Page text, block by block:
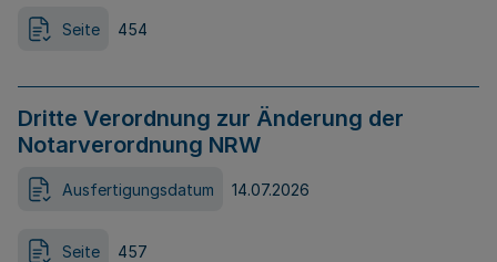
Seite 454
Dritte Verordnung zur Änderung der
Notarverordnung NRW
Ausfertigungsdatum 14.07.2026
Seite 457